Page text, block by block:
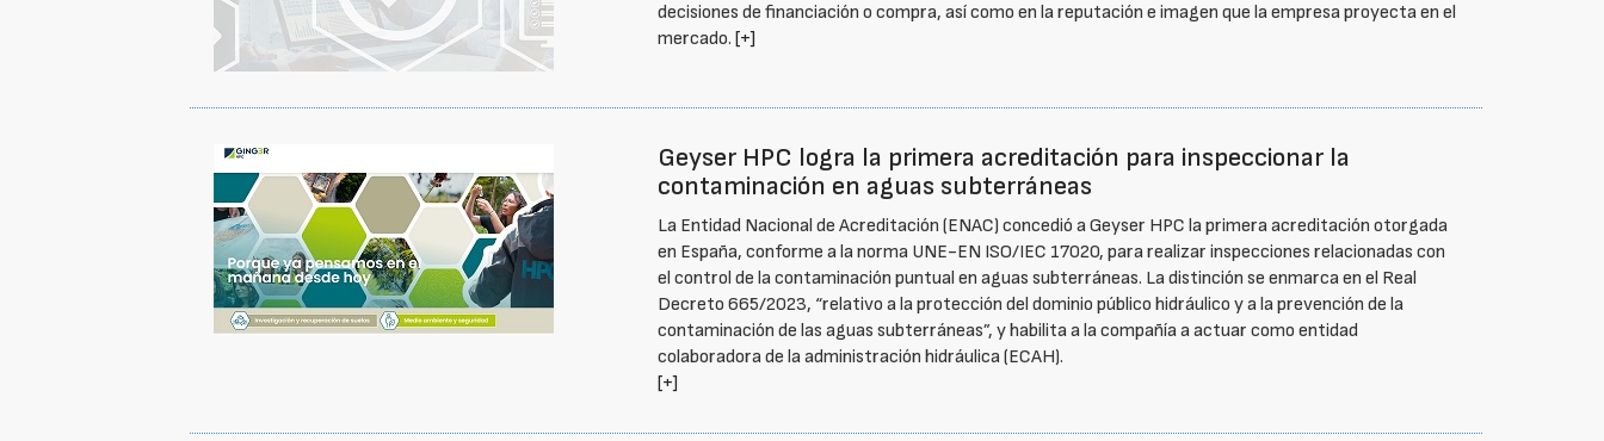
decisiones de financiación o compra, así como en la reputación e imagen que la empresa proyecta en el
mercado.[+]
Geyser HPC logra la primera acreditación para inspeccionar la
contaminación en aguas subterráneas
La Entidad Nacional de Acreditación (ENAC) concedió a Geyser HPC la primera acreditación otorgada
en España, conforme a la norma UNE-EN ISO/IEC 17020, para realizar inspecciones relacionadas con
el control de la contaminación puntual en aguas subterráneas. La distinción se enmarca en el Real
Decreto 665/2023, “relativo a la protección del dominio público hidráulico y a la prevención de la
contaminación de las aguas subterráneas”, y habilita a la compañía a actuar como entidad
colaboradora de la administración hidráulica (ECAH).
[+]